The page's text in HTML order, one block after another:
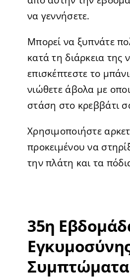
να γεννήσετε.
Μπορεί να ξυπνάτε
κατά τη διάρκεια της
επισκέπτεστε το
νιώθετε άβολα με
στάση στο κρεββάτι
Χρησιμοποιήστε
προκειμένου να
την πλάτη και τα
35η
Συμπτώματα